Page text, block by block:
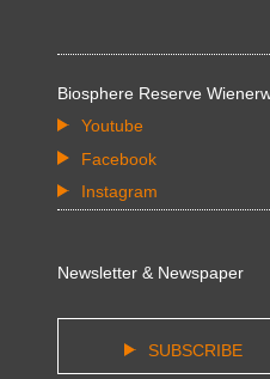
Biosphere Reserve
Youtube
Facebook
Instagram
Newsletter & Newspaper
SUBSCRIBE